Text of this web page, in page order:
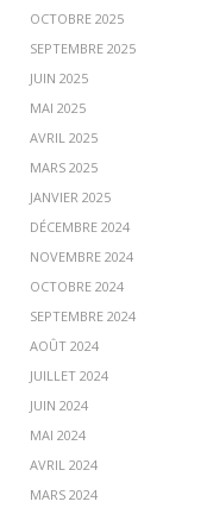
OCTOBRE 2025
SEPTEMBRE 2025
JUIN 2025
MAI 2025
AVRIL 2025
MARS 2025
JANVIER 2025
DÉCEMBRE 2024
NOVEMBRE 2024
OCTOBRE 2024
SEPTEMBRE 2024
AOÛT 2024
JUILLET 2024
JUIN 2024
MAI 2024
AVRIL 2024
MARS 2024